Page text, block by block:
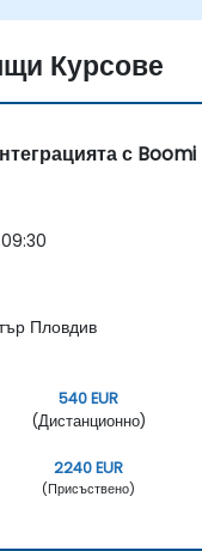
Курсове
с Boomi
Пловдив
540 EUR
(Дистанционно)
2240 EUR
(Присъствено)